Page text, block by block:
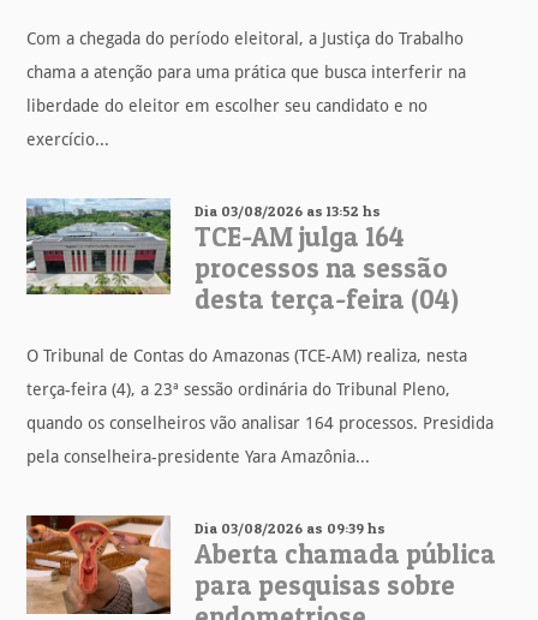
Com a chegada do período eleitoral, a Justiça do Trabalho
chama a atenção para uma prática que busca interferir na
liberdade do eleitor em escolher seu candidato e no
exercício...
Dia 03/08/2026 as 13:52 hs
TCE-AM julga 164
processos na sessão
desta terça-feira (04)
O Tribunal de Contas do Amazonas (TCE-AM) realiza, nesta
terça-feira (4), a 23ª sessão ordinária do Tribunal Pleno,
quando os conselheiros vão analisar 164 processos. Presidida
pela conselheira-presidente Yara Amazônia...
Dia 03/08/2026 as 09:39 hs
Aberta chamada pública
para pesquisas sobre